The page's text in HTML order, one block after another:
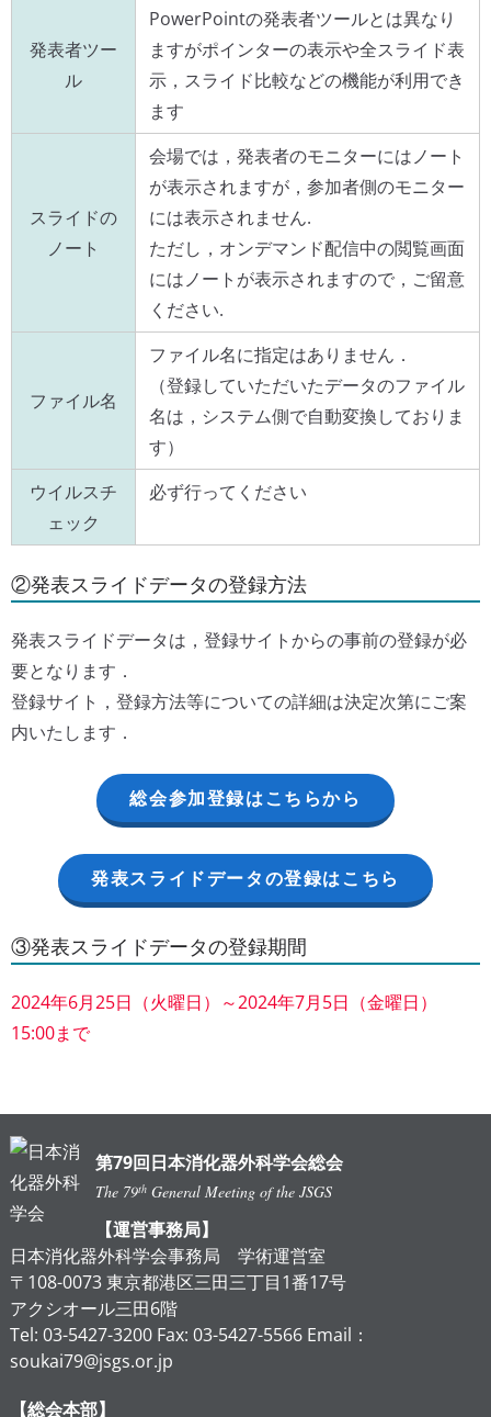
発表者ツー
ル
PowerPointの発表者ツールとは異なり
ますがポインターの表示や全スライド表
示，スライド比較などの機能が利用でき
ます
スライドの
ノート
会場では，発表者のモニターにはノート
が表示されますが，参加者側のモニター
には表示されません.
ただし，オンデマンド配信中の閲覧画面
にはノートが表示されますので，ご留意
ください.
ファイル名
ファイル名に指定はありません．
（登録していただいたデータのファイル
名は，システム側で自動変換しておりま
す）
ウイルスチ
ェック
必ず行ってください
②発表スライドデータの登録方法
発表スライドデータは，登録サイトからの事前の登録が必
要となります．
登録サイト，登録方法等についての詳細は決定次第にご案
内いたします．
総会参加登録はこちらから
発表スライドデータの登録はこちら
③発表スライドデータの登録期間
2024年6月25日（火曜日）～2024年7月5日（金曜日）
15:00まで
第79回日本消化器外科学会総会
The 79thGeneral Meeting of the JSGS
【運営事務局】
日本消化器外科学会事務局 学術運営室
〒108-0073 東京都港区三田三丁目1番17号
アクシオール三田6階
Tel: 03-5427-3200 Fax: 03-5427-5566 Email：
soukai79@jsgs.or.jp
【総会本部】